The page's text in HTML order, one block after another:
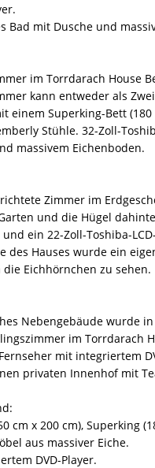
Bad mit Dusche und
im Torrdarach House
kann entweder als
einem Superking-Bett
Stühle. 32-Zoll-
massivem Eichenboden.
Zimmer im
und die Hügel
und ein 22-Zoll-Toshiba-
des Hauses wurde ein
Eichhörnchen zu sehen.
Nebengebäude wurde
im Torrdarach
mit integriertem
privaten Innenhof mit
cm x 200 cm), Superking
aus massiver Eiche.
DVD-Player.